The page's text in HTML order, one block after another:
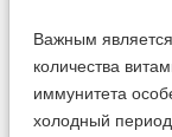
Важным
количества
иммунитета
холодный